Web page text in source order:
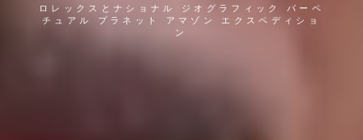
ロレックスとナショナル ジオグラフィック パーペ
チュアル プラネット アマゾン エクスペディショ
ン